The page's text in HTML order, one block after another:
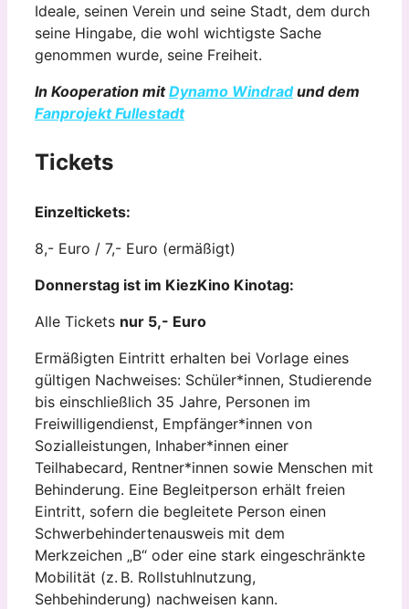
Ideale, seinen Verein und seine Stadt, dem durch
seine Hingabe, die wohl wichtigste Sache
genommen wurde, seine Freiheit.
In Kooperation mitDynamo Windradund dem
Fanprojekt Fullestadt
Tickets
Einzeltickets:
8,- Euro / 7,- Euro (ermäßigt)
Donnerstag ist im KiezKino Kinotag:
Alle Tickets nur 5,- Euro
Ermäßigten Eintritt erhalten bei Vorlage eines
gültigen Nachweises: Schüler*innen, Studierende
bis einschließlich 35 Jahre, Personen im
Freiwilligendienst, Empfänger*innen von
Sozialleistungen, Inhaber*innen einer
Teilhabecard, Rentner*innen sowie Menschen mit
Behinderung. Eine Begleitperson erhält freien
Eintritt, sofern die begleitete Person einen
Schwerbehindertenausweis mit dem
Merkzeichen „B“ oder eine stark eingeschränkte
Mobilität (z. B. Rollstuhlnutzung,
Sehbehinderung) nachweisen kann.